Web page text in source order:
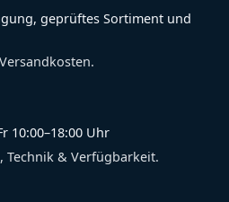
geprüftes Sortiment und
10:00–18:00 Uhr
Technik & Verfügbarkeit.